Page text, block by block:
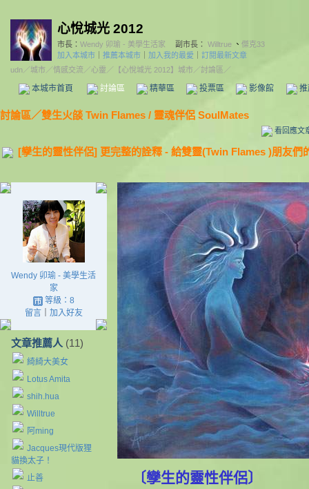
心悅城光 2012
市長： Wendy 卯瑜 - 美學生活家 副市長： Willtrue 、 傑克33
加入本城市
推薦本城市 加入我的最愛
訂閱最新文章
udn／城市 ／情感交流 ／心靈 ／ 【心悅城光 2012】城市 ／討論區／
本城市首頁 討論區 精華區 投票區 影像館
討論區／雙生火燄 Twin Flames / 靈魂伴侶 SoulMates
看回應文
[孿生的靈性伴侶] 更完整的詮釋 - 給雙靈(Twin Flames )朋友們
Wendy 卯瑜 - 美學生活
家
等級：8
留言｜ 加入好友
文章推薦人 (11)
綺綺大美女
Lotus Amita
shih.hua
Willtrue
阿ming
Jacques現代版狸
貓換太子！
止善
〔孿生的靈性伴侶〕